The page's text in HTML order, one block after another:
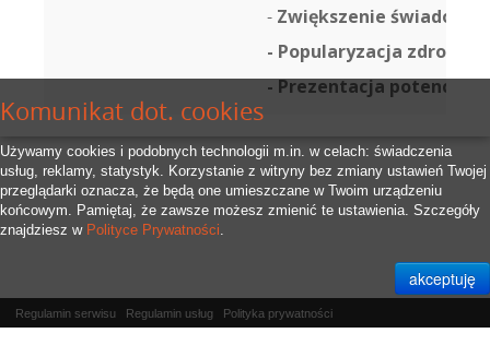
Komunikat dot. cookies
Używamy cookies i podobnych technologii m.in. w celach: świadczenia
usług, reklamy, statystyk. Korzystanie z witryny bez zmiany ustawień Twojej
przeglądarki oznacza, że będą one umieszczane w Twoim urządzeniu
końcowym. Pamiętaj, że zawsze możesz zmienić te ustawienia. Szczegóły
znajdziesz w Polityce Prywatności.
- Zwiększenie
- Popularyzacja
- Prezentacja
Regulamin serwisu Regulamin usług
Polityka prywatności